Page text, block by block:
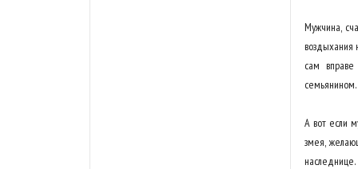
Мужчина,
воздыхания
сам
семьянином.
А вот если
змея,
наследнице.